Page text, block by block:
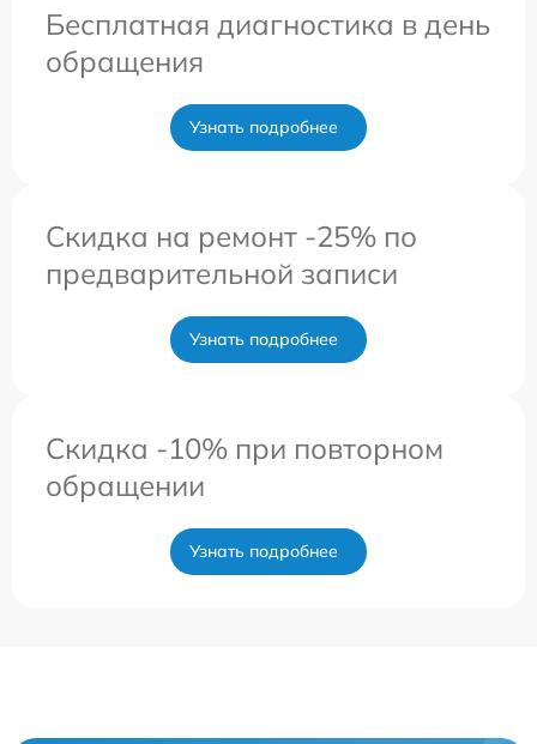
Бесплатная диагностика в день
обращения
Узнать подробнее
Скидка на ремонт -25% по
предварительной записи
Узнать подробнее
Скидка -10% при повторном
обращении
Узнать подробнее